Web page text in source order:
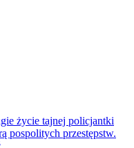
życie tajnej policjantki
pospolitych przestępstw.